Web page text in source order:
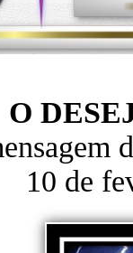
O
10 de